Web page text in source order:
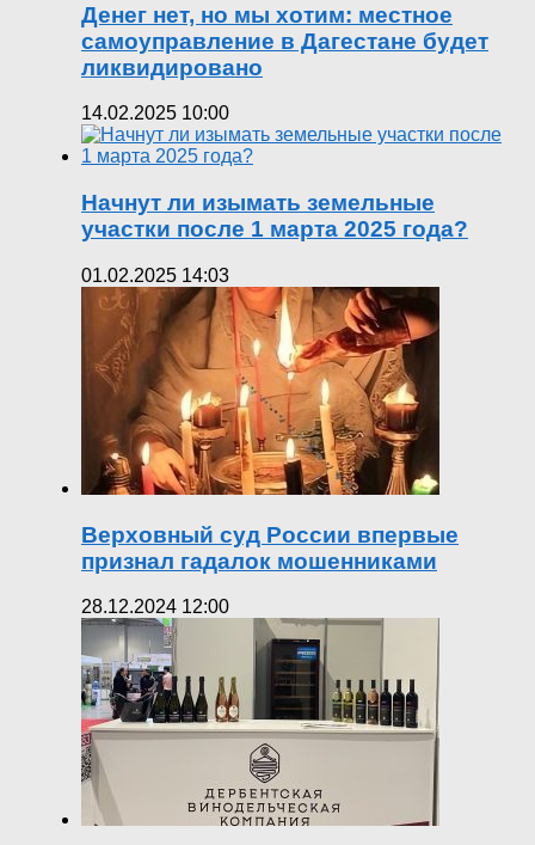
Денег нет, но мы хотим: местное
самоуправление в Дагестане будет
ликвидировано
14.02.2025 10:00
Начнут ли изымать земельные
участки после 1 марта 2025 года?
01.02.2025 14:03
Верховный суд России впервые
признал гадалок мошенниками
28.12.2024 12:00